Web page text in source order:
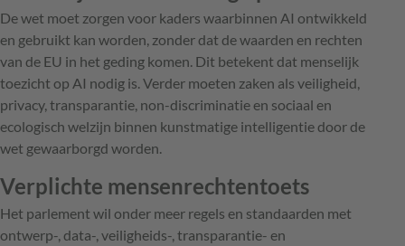
De wet moet zorgen voor kaders waarbinnen AI ontwikkeld
en gebruikt kan worden, zonder dat de waarden en rechten
van de EU in het geding komen. Dit betekent dat menselijk
toezicht op AI nodig is. Verder moeten zaken als veiligheid,
privacy, transparantie, non-discriminatie en sociaal en
ecologisch welzijn binnen kunstmatige intelligentie door de
wet gewaarborgd worden.
Verplichte mensenrechtentoets
Het parlement wil onder meer regels en standaarden met
ontwerp-, data-, veiligheids-, transparantie- en